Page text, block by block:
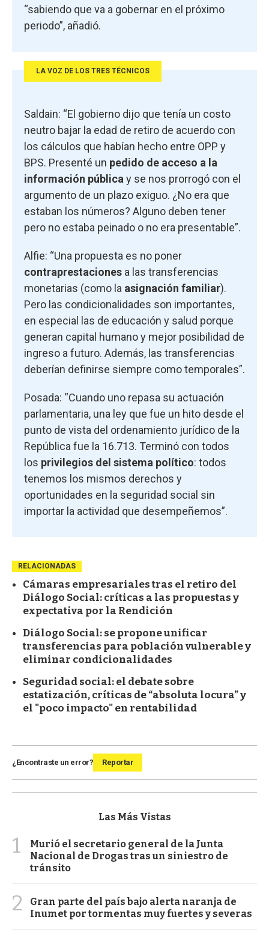
“sabiendo que va a gobernar en el próximo
periodo”, añadió.
LA VOZ DE LOS TRES TÉCNICOS
Saldain: “El gobierno dijo que tenía un costo
neutro bajar la edad de retiro de acuerdo con
los cálculos que habían hecho entre OPP y
BPS. Presenté un pedido de acceso a la
información pública y se nos prorrogó con el
argumento de un plazo exiguo. ¿No era que
estaban los números? Alguno deben tener
pero no estaba peinado o no era presentable”.
Alfie: “Una propuesta es no poner
contraprestaciones a las transferencias
monetarias (como la asignación familiar).
Pero las condicionalidades son importantes,
en especial las de educación y salud porque
generan capital humano y mejor posibilidad de
ingreso a futuro. Además, las transferencias
deberían definirse siempre como temporales”.
Posada: “Cuando uno repasa su actuación
parlamentaria, una ley que fue un hito desde el
punto de vista del ordenamiento jurídico de la
República fue la 16.713. Terminó con todos
los privilegios del sistema político: todos
tenemos los mismos derechos y
oportunidades en la seguridad social sin
importar la actividad que desempeñemos”.
RELACIONADAS
Cámaras empresariales tras el retiro del
Diálogo Social: críticas a las propuestas y
expectativa por la Rendición
Diálogo Social: se propone unificar
transferencias para población vulnerable y
eliminar condicionalidades
Seguridad social: el debate sobre
estatización, críticas de “absoluta locura” y
el "poco impacto" en rentabilidad
¿Encontraste un error? Reportar
Las Más Vistas
1
Murió el secretario general de la Junta
Nacional de Drogas tras un siniestro de
tránsito
2
Gran parte del país bajo alerta naranja de
Inumet por tormentas muy fuertes y severas